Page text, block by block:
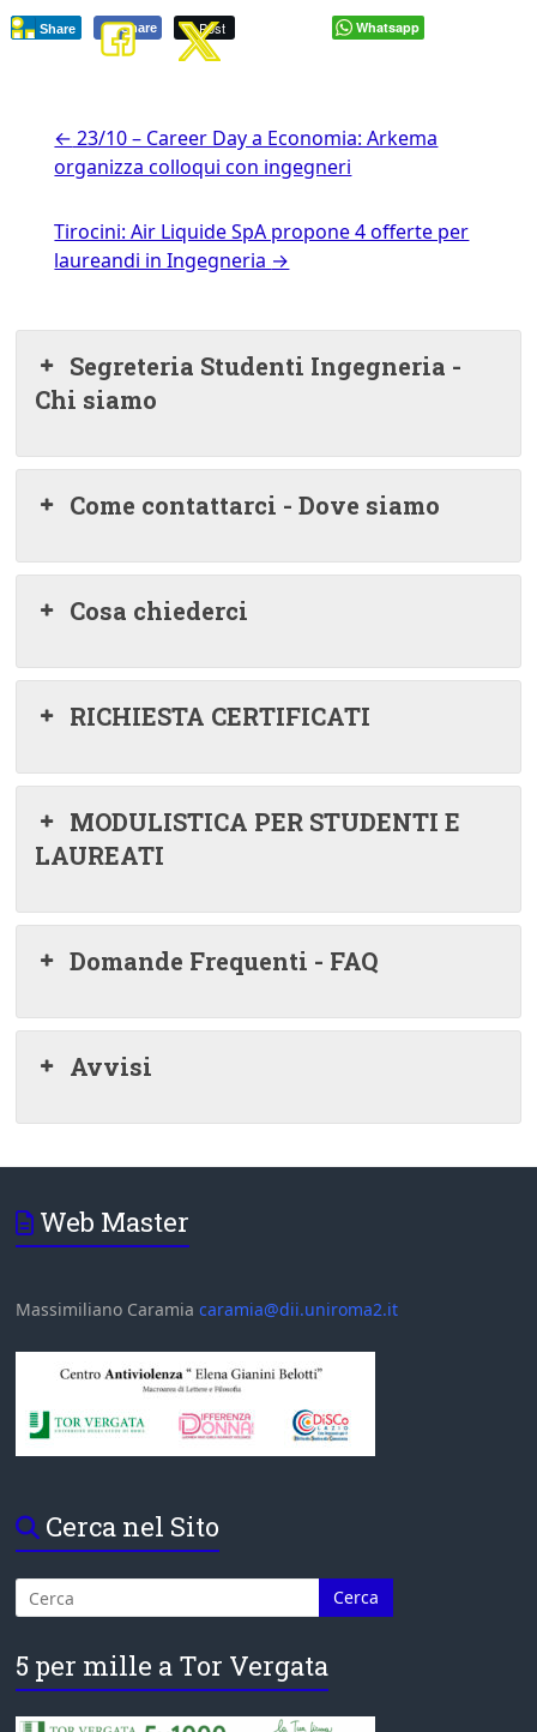
Share Post
Share Whatsapp
← 23/10 – Career Day a Economia: Arkema
organizza colloqui con ingegneri
Tirocini: Air Liquide SpA propone 4 offerte per
laureandi in Ingegneria →
Segreteria Studenti Ingegneria -
Chi siamo
Come contattarci - Dove siamo
Cosa chiederci
RICHIESTA CERTIFICATI
MODULISTICA PER STUDENTI E
LAUREATI
Domande Frequenti - FAQ
Avvisi
Web Master
Massimiliano Caramiacaramia@dii.uniroma2.it
Cerca nel Sito
5 per mille a Tor Vergata